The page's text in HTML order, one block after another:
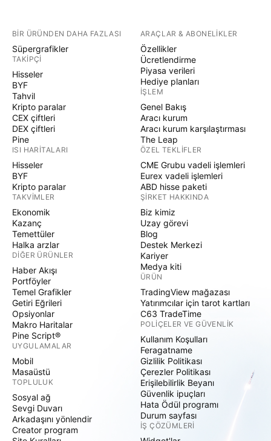
BIR ÜRÜNDEN DAHA FAZLASI
Süpergrafikler
TAKIPÇI
Hisseler
BYF
Tahvil
Kripto paralar
CEX çiftleri
DEX çiftleri
Pine
ISI HARITALARI
Hisseler
BYF
Kripto paralar
TAKVIMLER
Ekonomik
Kazanç
Temettüler
Halka arzlar
DIĞER ÜRÜNLER
Haber Akışı
Portföyler
Temel Grafikler
Getiri Eğrileri
Opsiyonlar
Makro Haritalar
Pine Script®
UYGULAMALAR
Mobil
Masaüstü
TOPLULUK
Sosyal ağ
Sevgi Duvarı
Arkadaşını yönlendir
Creator program
ARAÇLAR & ABONELIKLER
Özellikler
Ücretlendirme
Piyasa verileri
Hediye planları
İŞLEM
Genel Bakış
Aracı kurum
Aracı kurum karşılaştırması
The Leap
ÖZEL TEKLIFLER
CME Grubu vadeli işlemleri
Eurex vadeli işlemleri
ABD hisse paketi
ŞIRKET HAKKINDA
Biz kimiz
Uzay görevi
Blog
Destek Merkezi
Kariyer
Medya kiti
ÜRÜN
TradingView mağazası
Yatırımcılar için tarot kartları
C63 TradeTime
POLIÇELER VE GÜVENLIK
Kullanım Koşulları
Feragatname
Gizlilik Politikası
Çerezler Politikası
Erişilebilirlik Beyanı
Güvenlik ipuçları
Hata Ödül programı
Durum sayfası
İŞ ÇÖZÜMLERI